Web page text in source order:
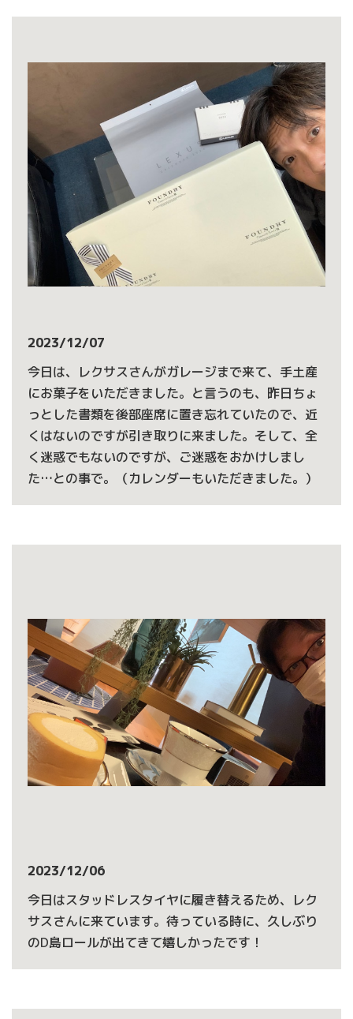
2023/12/07
今日は、レクサスさんがガレージまで来て、手土産
にお菓子をいただきました。と言うのも、昨日ちょ
っとした書類を後部座席に置き忘れていたので、近
くはないのですが引き取りに来ました。そして、全
く迷惑でもないのですが、ご迷惑をおかけしまし
た…との事で。（カレンダーもいただきました。）
2023/12/06
今日はスタッドレスタイヤに履き替えるため、レク
サスさんに来ています。待っている時に、久しぶり
のD島ロールが出てきて嬉しかったです！